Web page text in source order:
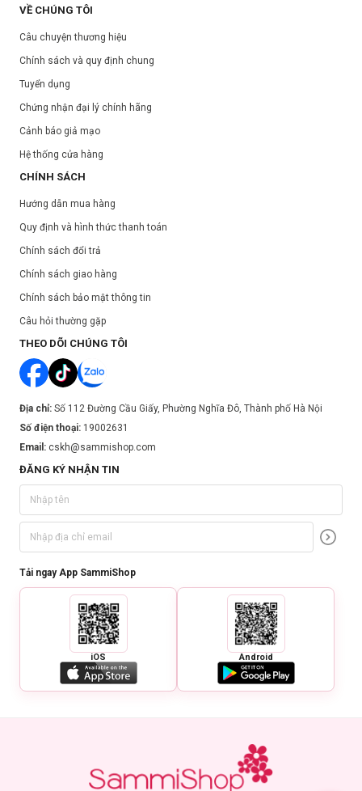
VỀ CHÚNG TÔI
Câu chuyện thương hiệu
Chính sách và quy định chung
Tuyển dụng
Chứng nhận đại lý chính hãng
Cảnh báo giả mạo
Hệ thống cửa hàng
CHÍNH SÁCH
Hướng dẫn mua hàng
Quy định và hình thức thanh toán
Chính sách đổi trả
Chính sách giao hàng
Chính sách bảo mật thông tin
Câu hỏi thường gặp
THEO DÕI CHÚNG TÔI
Địa chỉ: Số 112 Đường Cầu Giấy, Phường Nghĩa Đô, Thành phố Hà Nội
Số điện thoại: 19002631
Email: cskh@sammishop.com
ĐĂNG KÝ NHẬN TIN
Tải ngay App SammiShop
iOS Android